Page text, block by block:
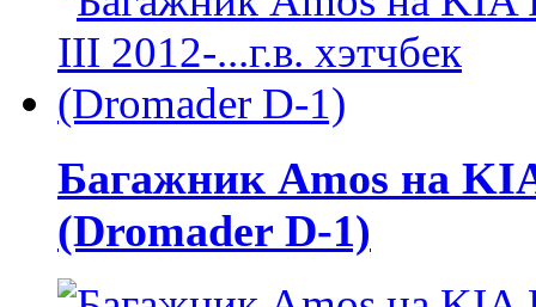
Багажник Amos на
(Dromader D-1)